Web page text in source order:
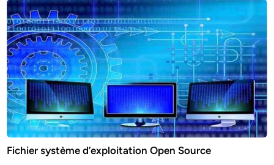
Fichier système d’exploitation Open Source